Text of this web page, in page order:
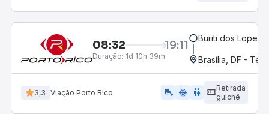
08:32 19:11
Duração: 1d 10h 39m
Buriti dos Lopes,
Brasília, DF -
3,3 Viação Porto Rico airline_seat_legroom_extra ac_unit wc
Retirada
guichê